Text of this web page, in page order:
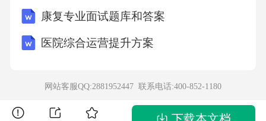
A.4B.3C.2D.1
猿+（y-机一1尸=2上一点，点
康复专业面试题库和答案
医院综合运营提升方案
网站客服QQ:2881952447 联系电话:400-852-1180